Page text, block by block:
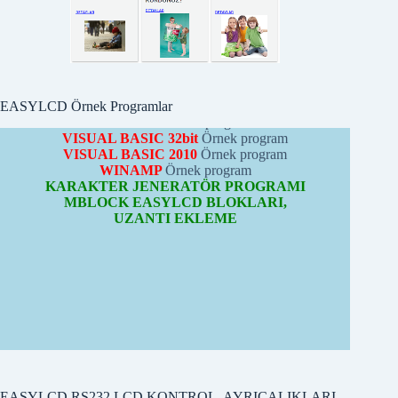
EASYLCD Örnek Programlar
ARDUİNOÖrnek programları
CCS-C
Örnek program
PYTHONÖrnek program
MBLOCKÖrnek program
VISUAL BASIC 2010
WINAMPÖrnek program
KARAKTER JENERATÖR PROGRAMI
MBLOCK EASYLCD BLOKLARI,
UZANTI EKLEME